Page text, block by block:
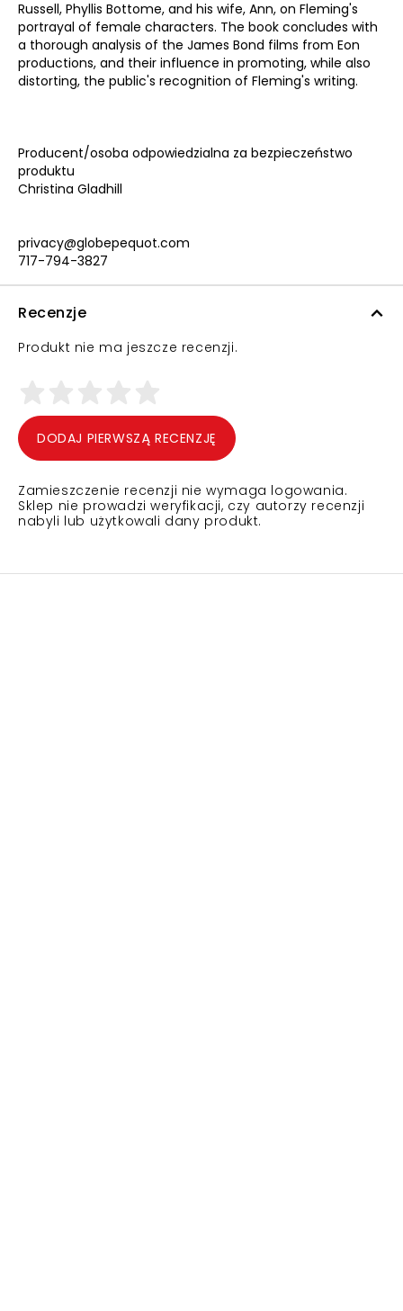
Russell, Phyllis Bottome, and his wife, Ann, on Fleming's
portrayal of female characters. The book concludes with
a thorough analysis of the James Bond films from Eon
productions, and their influence in promoting, while also
distorting, the public's recognition of Fleming's writing.
Producent/osoba odpowiedzialna za bezpieczeństwo
produktu
Christina Gladhill
privacy@globepequot.com
717-794-3827
Recenzje
Produkt nie ma jeszcze recenzji.
DODAJ PIERWSZĄ RECENZJĘ
Zamieszczenie recenzji nie wymaga logowania.
Sklep nie prowadzi weryfikacji, czy autorzy recenzji
nabyli lub użytkowali dany produkt.